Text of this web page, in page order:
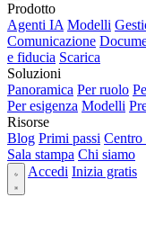
Prodotto
Agenti IA Modelli
Comunicazione
e fiducia Scarica
Soluzioni
Panoramica Per ruolo
Per esigenza Modelli
Risorse
Blog Primi passi Centro
Sala stampa Chi siamo
Accedi Inizia gratis